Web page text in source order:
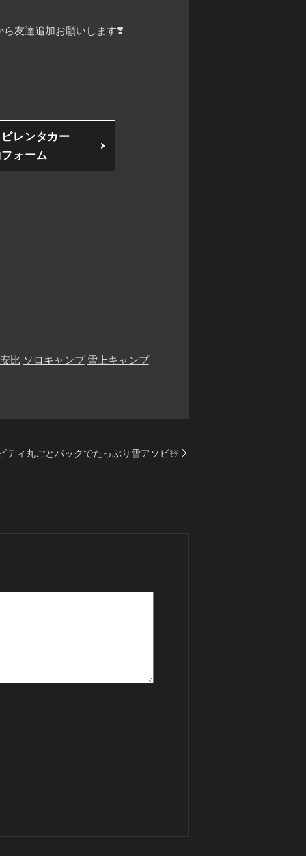
友達追加お願いします❣️
レンタカー
ォーム
比 ソロキャンプ 雪上キャンプ
ティ丸ごとパックでたっぷり雪アソビ☃️